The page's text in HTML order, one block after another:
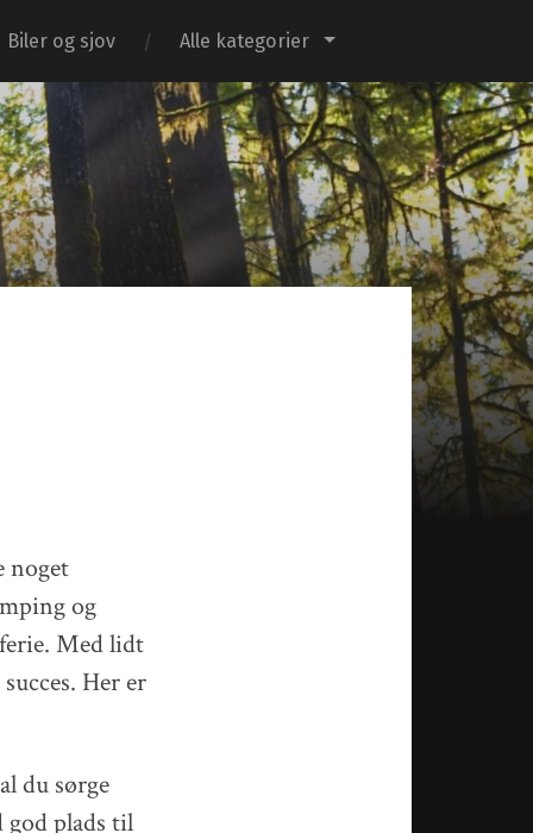
Biler og sjov Alle kategorier
noget
og
Med lidt
Her er
du sørge
god plads til